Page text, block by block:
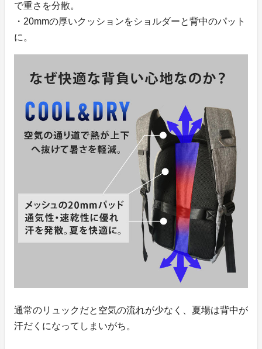
で重さを分散。
・20mmの厚いクッションをショルダーと背中のパット
に。
通常のリュックだと空気の流れが少なく、夏場は背中が
汗だくになってしまいがち。